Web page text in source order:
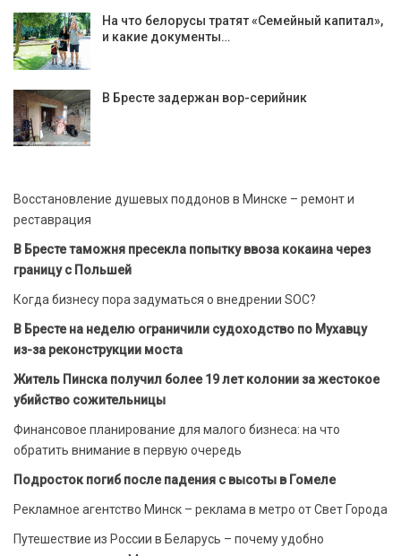
На что белорусы тратят «Семейный капитал»,
и какие документы…
В Бресте задержан вор-серийник
Восстановление душевых поддонов в Минске – ремонт и
реставрация
В Бресте таможня пресекла попытку ввоза кокаина через
границу с Польшей
Когда бизнесу пора задуматься о внедрении SOC?
В Бресте на неделю ограничили судоходство по Мухавцу
из-за реконструкции моста
Житель Пинска получил более 19 лет колонии за жестокое
убийство сожительницы
Финансовое планирование для малого бизнеса: на что
обратить внимание в первую очередь
Подросток погиб после падения с высоты в Гомеле
Рекламное агентство Минск – реклама в метро от Свет Города
Путешествие из России в Беларусь – почему удобно